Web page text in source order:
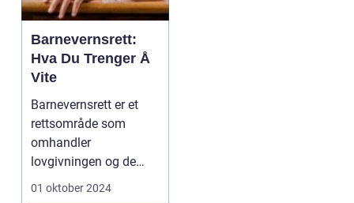
Barnevernsrett:
Hva Du Trenger Å
Vite
Barnevernsrett er et
rettsområde som
omhandler
lovgivningen og de
juridiske prosessene
01 oktober 2024